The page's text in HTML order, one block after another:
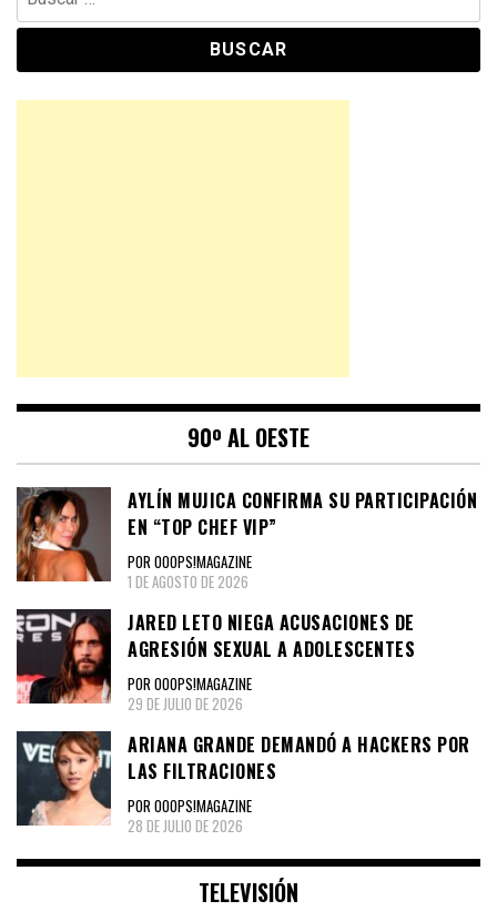
90º AL OESTE
AYLÍN MUJICA CONFIRMA SU PARTICIPACIÓN
EN “TOP CHEF VIP”
POR OOOPS!MAGAZINE
1 DE AGOSTO DE 2026
JARED LETO NIEGA ACUSACIONES DE
AGRESIÓN SEXUAL A ADOLESCENTES
POR OOOPS!MAGAZINE
29 DE JULIO DE 2026
ARIANA GRANDE DEMANDÓ A HACKERS POR
LAS FILTRACIONES
POR OOOPS!MAGAZINE
28 DE JULIO DE 2026
TELEVISIÓN